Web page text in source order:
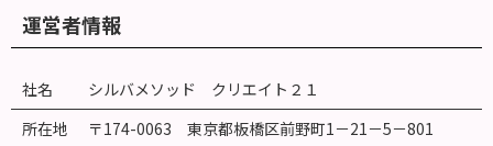
運営者情報
社名
シルバメソッド クリエイト２１
所在地
〒174-0063 東京都板橋区前野町1－21－5－801